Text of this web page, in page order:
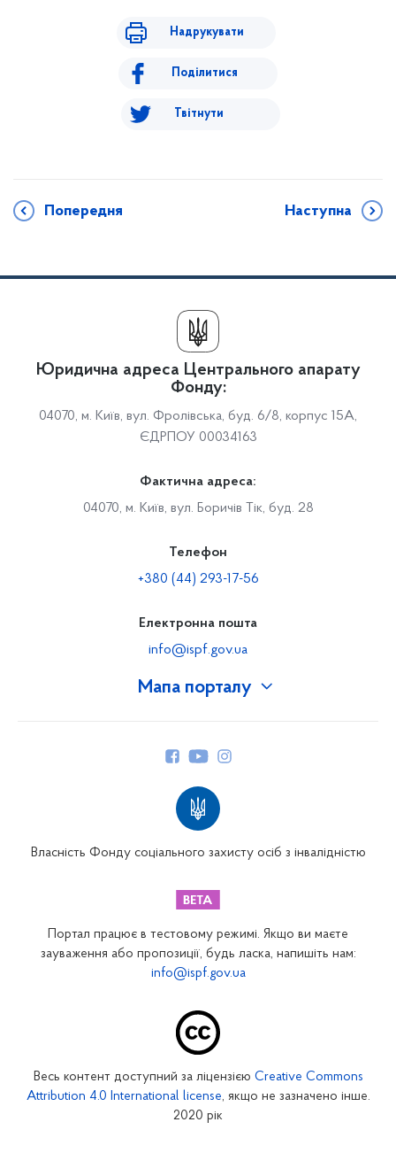
Надрукувати
Поділитися
Твітнути
Попередня Наступна
Мапа порталу
Закарпатське відділення
Запорізьке відділення
Кіровоградське відділення
Юридична адреса Центрального апарату
Фонду:
04070, м. Київ, вул. Фролівська, буд. 6/8, корпус 15А,
ЄДРПОУ 00034163
Фактична адреса:
04070, м. Київ, вул. Боричів Тік, буд. 28
Телефон
+380 (44) 293-17-56
Електронна пошта
info@ispf.gov.ua
Власність Фонду соціального захисту осіб з інвалідністю
Портал працює в тестовому режимі. Якщо ви маєте
зауваження або пропозиції, будь ласка, напишіть нам:
info@ispf.gov.ua
Весь контент доступний за ліцензією Creative Commons
Attribution 4.0 International license, якщо не зазначено інше.
2020 рік